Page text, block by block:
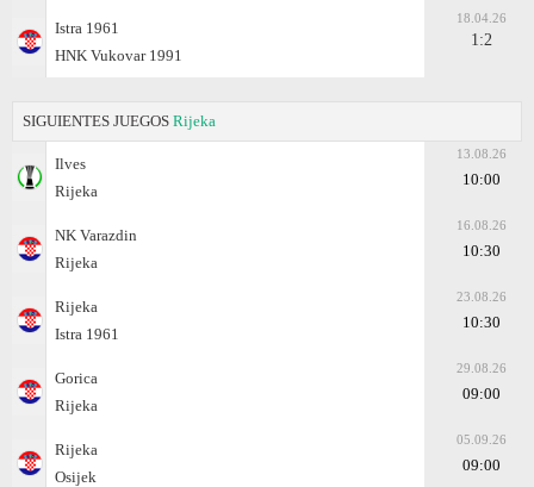
Istra 1961
HNK Vukovar 1991
18.04.26
1:2
SIGUIENTES JUEGOS Rijeka
Ilves
Rijeka
13.08.26
10:00
NK Varazdin
Rijeka
16.08.26
10:30
Rijeka
Istra 1961
23.08.26
10:30
Gorica
Rijeka
29.08.26
09:00
Rijeka
Osijek
05.09.26
09:00